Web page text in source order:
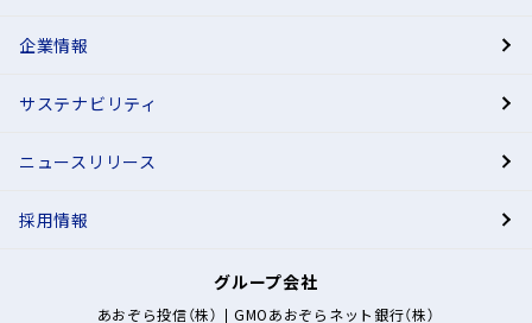
企業情報
サステナビリティ
ニュースリリース
採用情報
今すぐBANK™口座を開設